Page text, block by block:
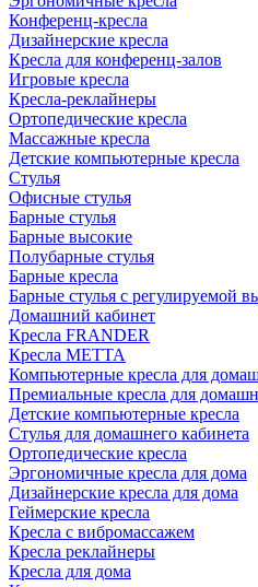
Конференц-кресла
Дизайнерские кресла
Кресла для конференц-залов
Игровые кресла
Кресла-реклайнеры
Ортопедические кресла
Массажные кресла
Детские компьютерные кресла
Стулья
Офисные стулья
Барные стулья
Барные высокие
Полубарные стулья
Барные кресла
Барные стулья с регулируемой
Домашний кабинет
Кресла FRANDER
Кресла METTA
Компьютерные кресла для
Премиальные кресла для
Детские компьютерные кресла
Стулья для домашнего кабинета
Ортопедические кресла
Эргономичные кресла для дома
Дизайнерские кресла для дома
Геймерские кресла
Кресла с вибромассажем
Кресла реклайнеры
Кресла для дома